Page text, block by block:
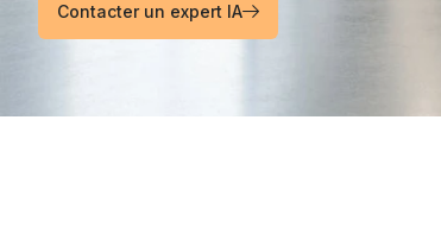
Contacter un expert IA